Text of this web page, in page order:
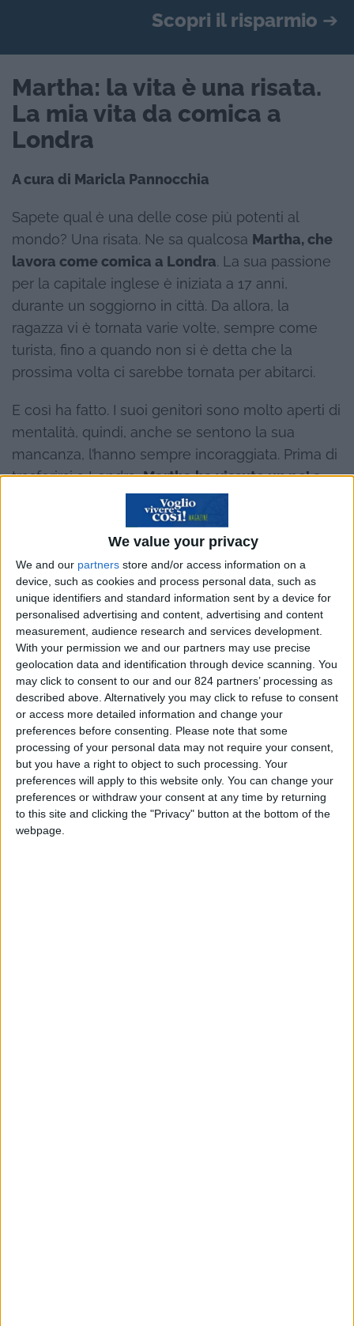
We value your privacy
We and our partners store and/or access information on a
device, such as cookies and process personal data, such as
unique identifiers and standard information sent by a device for
personalised advertising and content, advertising and content
measurement, audience research and services development.
With your permission we and our partners may use precise
geolocation data and identification through device scanning. You
may click to consent to our and our 824 partners’ processing as
described above. Alternatively you may click to refuse to consent
or access more detailed information and change your
preferences before consenting.
Please note that some
processing of your personal data may not require your consent,
but you have a right to object to such processing. Your
preferences will apply to this website only. You can change your
preferences or withdraw your consent at any time by returning
to this site and clicking the "Privacy" button at the bottom of the
webpage.
Scopri il risparmio ➔
Martha: la vita è una risata.
La mia vita da comica a
Londra
A cura di Maricla Pannocchia
Sapete qual è una delle cose più potenti al
mondo? Una risata. Ne sa qualcosa Martha, che
lavora come comica a Londra. La sua passione
per la capitale inglese è iniziata a 17 anni,
durante un soggiorno in città. Da allora, la
ragazza vi è tornata varie volte, sempre come
turista, fino a quando non si è detta che la
prossima volta ci sarebbe tornata per abitarci.
E così ha fatto. I suoi genitori sono molto aperti di
mentalità, quindi, anche se sentono la sua
mancanza, l’hanno sempre incoraggiata. Prima di
trasferirsi a Londra,Martha ha vissuto un po’ a
, ma è stato proprio nella capitale
inglese che ha cominciato amuovere i primi
passi nel mondo della comicità.